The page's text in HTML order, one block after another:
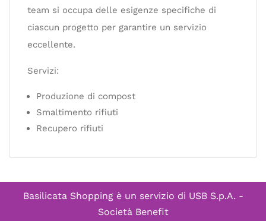
team si occupa delle esigenze specifiche di
ciascun progetto per garantire un servizio
eccellente.
Servizi:
Produzione di compost
Smaltimento rifiuti
Recupero rifiuti
Basilicata Shopping è un servizio di USB S.p.A. -
Società Benefit